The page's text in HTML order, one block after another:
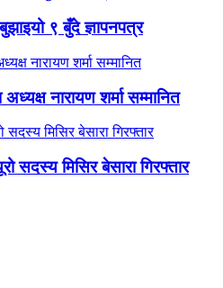
९ बुँदे ज्ञापनपत्र
नारायण शर्मा सम्मानित
सदस्य मिसिर बेसारा गिरफ्तार